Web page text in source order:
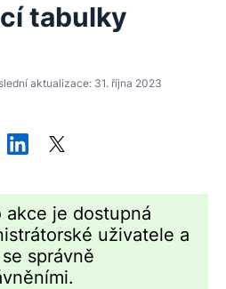
tabulky
aktualizace: 31. října 2023
akce je dostupná
uživatele a
správně